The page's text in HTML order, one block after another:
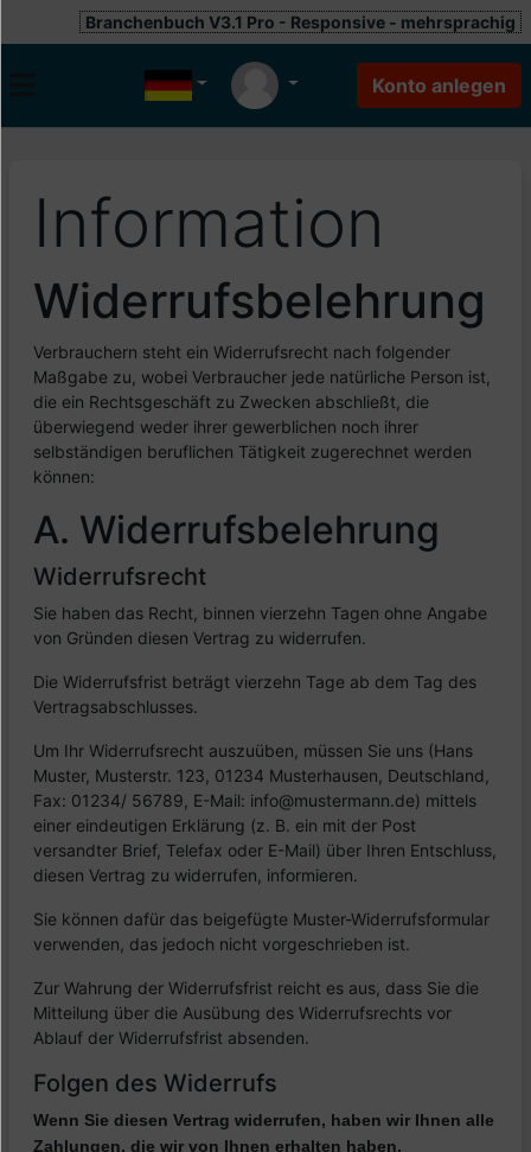
Branchenbuch V3.1 Pro - Responsive - mehrsprachig
Information
Widerrufsbelehrung
Verbrauchern steht ein Widerrufsrecht nach folgender
Maßgabe zu, wobei Verbraucher jede natürliche Person ist,
die ein Rechtsgeschäft zu Zwecken abschließt, die
überwiegend weder ihrer gewerblichen noch ihrer
selbständigen beruflichen Tätigkeit zugerechnet werden
können:
A. Widerrufsbelehrung
Widerrufsrecht
Sie haben das Recht, binnen vierzehn Tagen ohne Angabe
von Gründen diesen Vertrag zu widerrufen.
Die Widerrufsfrist beträgt vierzehn Tage ab dem Tag des
Vertragsabschlusses.
Um Ihr Widerrufsrecht auszuüben, müssen Sie uns (Hans
Muster, Musterstr. 123, 01234 Musterhausen, Deutschland,
Fax: 01234/ 56789, E-Mail: info@mustermann.de) mittels
einer eindeutigen Erklärung (z. B. ein mit der Post
versandter Brief, Telefax oder E-Mail) über Ihren Entschluss,
diesen Vertrag zu widerrufen, informieren.
Sie können dafür das beigefügte Muster-Widerrufsformular
verwenden, das jedoch nicht vorgeschrieben ist.
Zur Wahrung der Widerrufsfrist reicht es aus, dass Sie die
Mitteilung über die Ausübung des Widerrufsrechts vor
Ablauf der Widerrufsfrist absenden.
Folgen des Widerrufs
Wenn Sie diesen Vertrag widerrufen, haben wir Ihnen alle
Zahlungen, die wir von Ihnen erhalten haben,